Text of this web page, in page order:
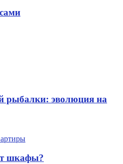
рыбалки: эволюция на
шкафы?